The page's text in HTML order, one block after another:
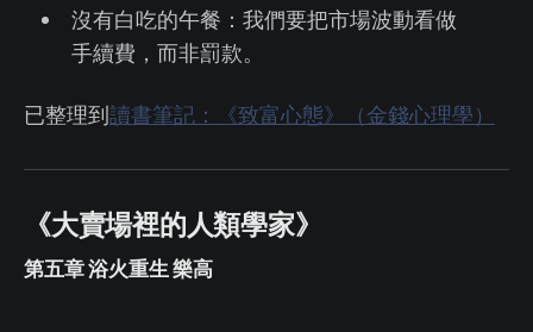
沒有白吃的午餐：我們要把市場波動看做
手續費，而非罰款。
已整理到讀書筆記：《致富心態》（金錢心理學）
《大賣場裡的人類學家》
第五章 浴火重生 樂高